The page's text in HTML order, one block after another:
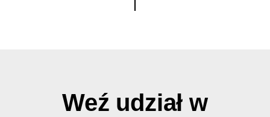
Weź udział w